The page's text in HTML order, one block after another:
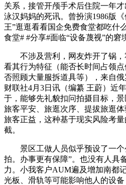
关系，接管开颅手术后住院一年
泳汉妈妈的死讯。曾扮演1986版
王”逛逛看看国企免费食堂都吃什
食堂# #分享#面临“设备蔑视”的窘
不涉及营利，网友炸开了锅，
看其行为特征（能否长时间占领
否照顾大量服拆道具等），来自
财联社4月3日讯（编纂 王蔚）近
于，能够先礼貌扣问拍摄目标，
旅客平安、旅逛次序、提拔旅逛
旅客正益，这种基于现实风险考
截。
景区工做人员似乎预设了一个
拍。办事更有保障”。也没有人具
力。小我客户AUM遍及增加南都
光板、滑轨等可能影响他人的设